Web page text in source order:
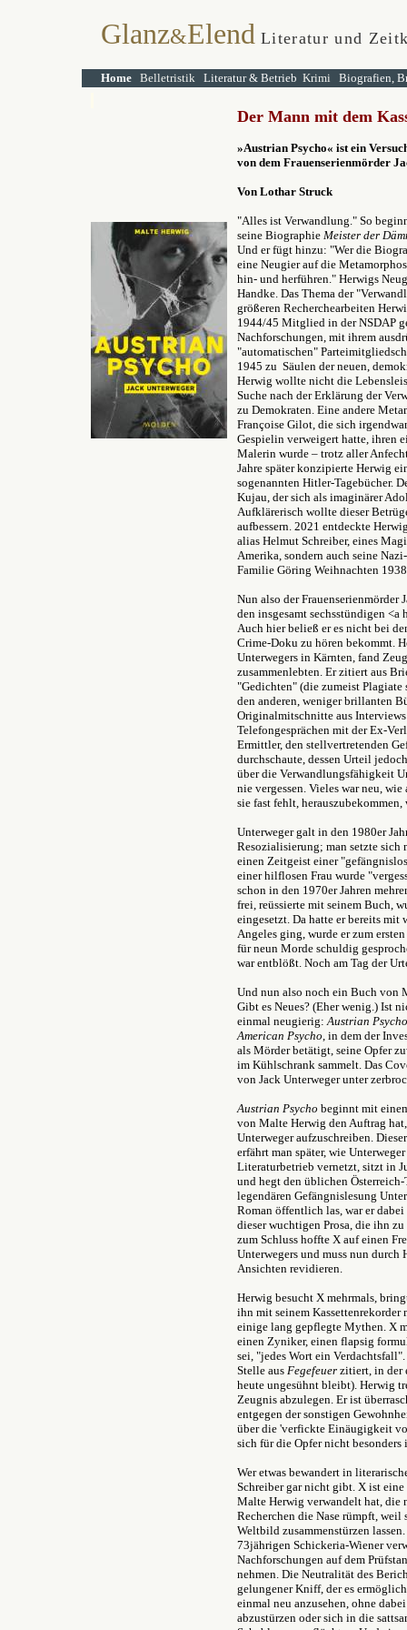
Glanz&Elend Literatur und
Home Belletristik Literatur & Betrieb Krimi Biografien,
Der Mann mit dem
»Austrian Psycho« ist ein
von dem Frauenserienmörder
Von Lothar Struck
"Alles ist Verwandlung." So
seine Biographie Meister der
Und er fügt hinzu: "Wer die
eine Neugier auf die
hin- und herführen." Herwigs
Handke. Das Thema der
größeren Recherchearbeiten
1944/45 Mitglied in der NSDAP
Nachforschungen, mit ihrem
"automatischen"
1945 zu Säulen der neuen,
Herwig wollte nicht die
Suche nach der Erklärung der
zu Demokraten. Eine andere
Françoise Gilot, die sich
Gespielin verweigert hatte, ihren
Malerin wurde – trotz aller
Jahre später konzipierte Herwig
sogenannten Hitler-Tagebücher.
Kujau, der sich als imaginärer
Aufklärerisch wollte dieser
aufbessern. 2021 entdeckte
alias Helmut Schreiber, eines
Amerika, sondern auch seine
Familie Göring Weihnachten
Nun also der Frauenserienmörder
den insgesamt sechsstündigen <a
Auch hier beließ er es nicht bei
Crime-Doku zu hören bekommt.
Unterwegers in Kärnten, fand
zusammenlebten. Er zitiert aus
"Gedichten" (die zumeist
den anderen, weniger brillanten
Originalmitschnitte aus
Telefongesprächen mit der Ex-
Ermittler, den stellvertretenden
durchschaute, dessen Urteil
über die Verwandlungsfähigkeit
nie vergessen. Vieles war neu,
sie fast fehlt, herauszubekommen,
Unterweger galt in den 1980er
Resozialisierung; man setzte
einen Zeitgeist einer
einer hilflosen Frau wurde
schon in den 1970er Jahren
frei, reüssierte mit seinem Buch,
eingesetzt. Da hatte er bereits mit
Angeles ging, wurde er zum
für neun Morde schuldig
war entblößt. Noch am Tag der
Und nun also noch ein Buch von
Gibt es Neues? (Eher wenig.) Ist
einmal neugierig:Austrian Psycho
American Psycho, in dem der
als Mörder betätigt, seine Opfer
im Kühlschrank sammelt. Das
von Jack Unterweger unter
Austrian Psycho beginnt mit
von Malte Herwig den Auftrag
Unterweger aufzuschreiben.
erfährt man später, wie
Literaturbetrieb vernetzt, sitzt in
und hegt den üblichen
legendären Gefängnislesung
Roman öffentlich las, war er
dieser wuchtigen Prosa, die ihn
zum Schluss hoffte X auf einen
Unterwegers und muss nun durch
Ansichten revidieren.
Herwig besucht X mehrmals,
ihn mit seinem Kassettenrekorder
einige lang gepflegte Mythen. X
einen Zyniker, einen flapsig
sei, "jedes Wort ein
Stelle aus Fegefeuer zitiert, in der
heute ungesühnt bleibt). Herwig
Zeugnis abzulegen. Er ist
entgegen der sonstigen
über die 'verfickte Einäugigkeit
sich für die Opfer nicht
Wer etwas bewandert in
Schreiber gar nicht gibt. X ist
Malte Herwig verwandelt hat, die
Recherchen die Nase rümpft, weil
Weltbild zusammenstürzen
73jährigen Schickeria-Wiener
Nachforschungen auf dem
nehmen. Die Neutralität des
gelungener Kniff, der es
einmal neu anzusehen, ohne
abzustürzen oder sich in die